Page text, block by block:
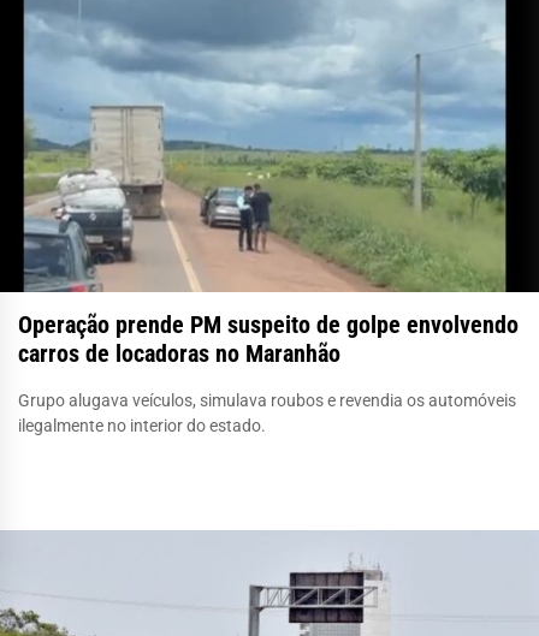
Operação prende PM suspeito de golpe envolvendo
carros de locadoras no Maranhão
Grupo alugava veículos, simulava roubos e revendia os automóveis
ilegalmente no interior do estado.